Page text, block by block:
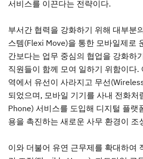
서비스를 이끈다는 전략이다.
부서간 협력을 강화하기 위해 대부분
스템(Flexi Move)을 통한 모바일제로
간보다는 업무 중심의 협업을 강화하
직원들이 함께 모여 일하기 위함이다.
역에서 유선이 사라지고 무선
되었으며, 모바일 기기를 사내 전화처
Phone) 서비스를 도입해 디지털 플랫
용을 촉진하는 새로운 사무 환경이 조
이와 더불어 유연 근무제를 확대하여